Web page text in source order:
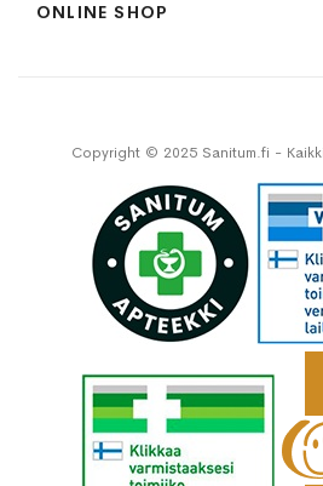
ONLINE SHOP
Copyright © 2025 Sanitum.fi -